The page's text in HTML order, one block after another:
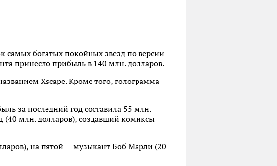
самых богатых покойных звезд по версии
принесло прибыль в 140 млн. долларов.
Xscape. Кроме того, голограмма
за последний год составила 55 млн.
(40 млн. долларов), создавший комиксы
на пятой — музыкант Боб Марли (20